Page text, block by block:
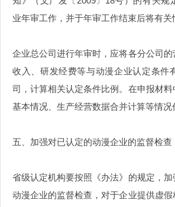
业年审工作，并于年审工作结束后将有关
企业总公司进行年审时，应将各分公司
收入、研发经费等与动漫企业认定条件
司，计算相关认定条件比例。在申报材
基本情况、生产经营数据合并计算等情况
五、加强对已认定的动漫企业的监督检查
省级认定机构要按照《办法》的规定，
动漫企业的监督检查，对于企业提供虚